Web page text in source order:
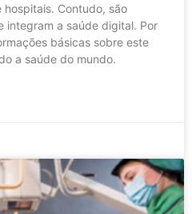
Contudo, são
integram a saúde digital. Por
básicas sobre este
a saúde do mundo.